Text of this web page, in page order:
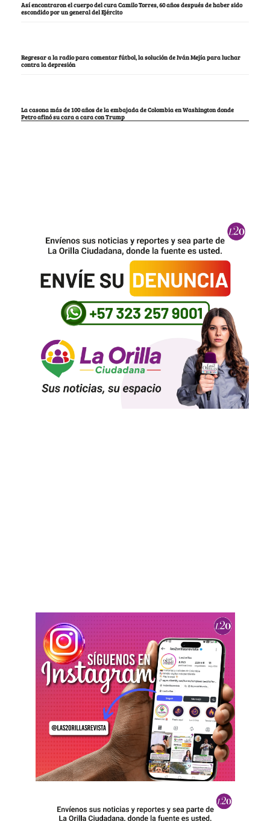
Así encontraron el cuerpo del cura Camilo Torres, 60 años después de haber sido
escondido por un general del Ejército
Regresar a la radio para comentar fútbol, la solución de Iván Mejía para luchar
contra la depresión
La casona más de 100 años de la embajada de Colombia en Washington donde
Petro afinó su cara a cara con Trump